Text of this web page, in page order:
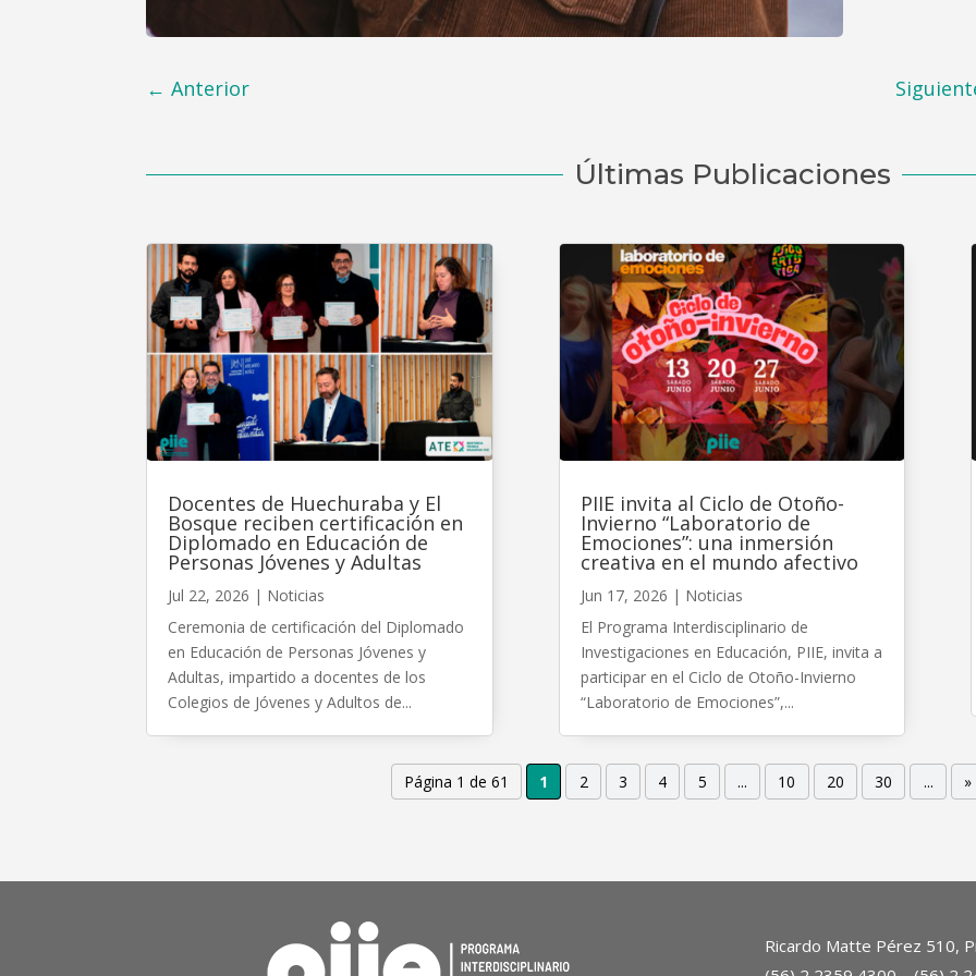
←Anterior
Últimas Publicaciones
Docentes de Huechuraba y El
Bosque reciben certificación en
Diplomado en Educación de
Personas Jóvenes y Adultas
Jul 22, 2026 | Noticias
Ceremonia de certificación del Diplomado
en Educación de Personas Jóvenes y
Adultas, impartido a docentes de los
Colegios de Jóvenes y Adultos de...
PIIE invita al Ciclo de Otoño-
Invierno “Laboratorio de
Emociones”: una inmersión
creativa en el mundo afectivo
Jun 17, 2026 | Noticias
El Programa Interdisciplinario de
Investigaciones en Educación, PIIE, invita a
participar en el Ciclo de Otoño-Invierno
“Laboratorio de Emociones”,...
Página 1 de 61 1 2 3 4 5 ... 10 20 30 ... »
Ricardo Matte Pérez 510,